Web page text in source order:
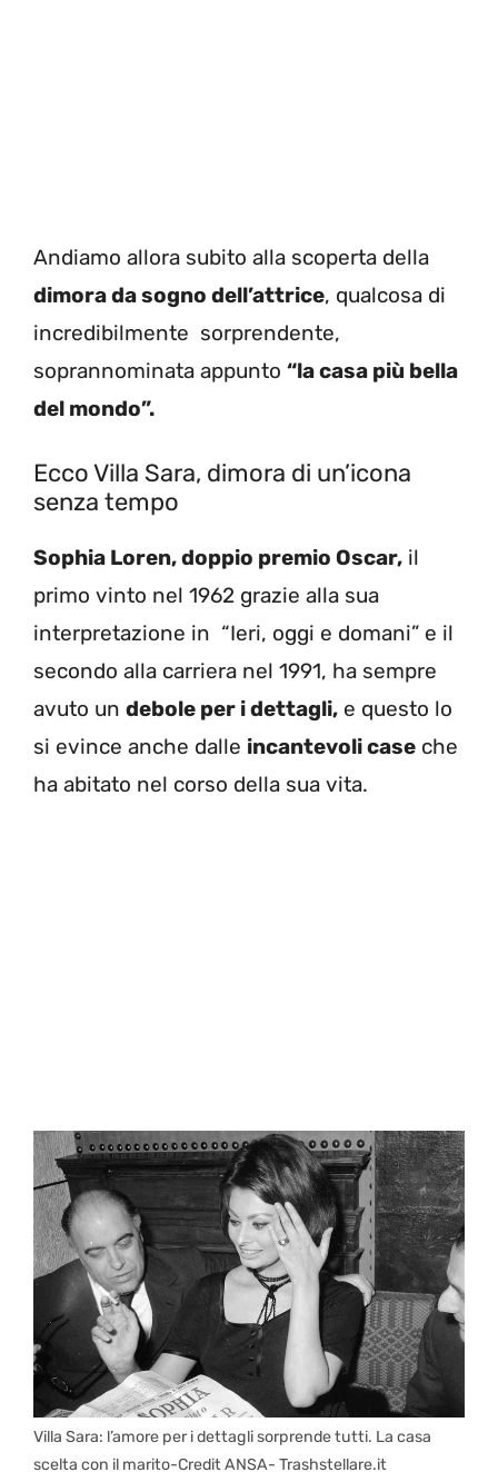
Andiamo allora subito alla scoperta della
dimora da sogno dell’attrice, qualcosa di
incredibilmente sorprendente,
soprannominata appunto “la casa più bella
del mondo”.
Ecco Villa Sara, dimora di un’icona
senza tempo
Sophia Loren, doppio premio Oscar, il
primo vinto nel 1962 grazie alla sua
interpretazione in “Ieri, oggi e domani” e il
secondo alla carriera nel 1991, ha sempre
avuto un debole per i dettagli, e questo lo
si evince anche dalle incantevoli case che
ha abitato nel corso della sua vita.
Villa Sara: l’amore per i dettagli sorprende tutti. La casa
scelta con il marito-Credit ANSA- Trashstellare.it